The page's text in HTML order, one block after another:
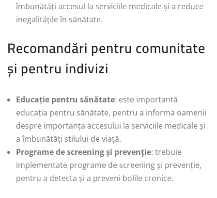
îmbunătăți accesul la serviciile medicale și a reduce
inegalitățile în sănătate.
Recomandări pentru comunitate
și pentru indivizi
Educație pentru sănătate: este importantă
educația pentru sănătate, pentru a informa oamenii
despre importanța accesului la serviciile medicale și
a îmbunătăți stilului de viață.
Programe de screening și prevenție: trebuie
implementate programe de screening și prevenție,
pentru a detecta și a preveni bolile cronice.